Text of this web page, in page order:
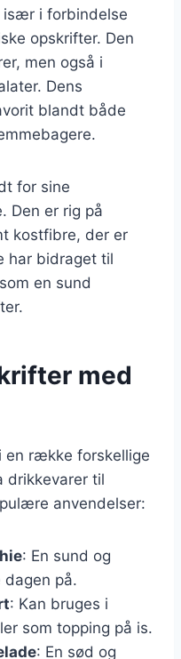
især i forbindelse
opskrifter. Den
men også i
Dens
blandt både
for sine
Den er rig på
kostfibre, der er
har bidraget til
en sund
med
en række forskellige
drikkevarer til
anvendelser:
: En sund og
på.
: Kan bruges i
som topping på is.
: En sød og